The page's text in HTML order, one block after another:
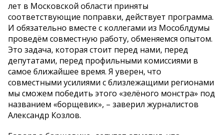
лет в Московской области приняты
соответствующие поправки, действует программа.
И обязательно вместе с коллегами из Мособлдумы
проведём совместную работу, обменяемся опытом.
Это задача, которая стоит перед нами, перед
депутатами, перед профильными комиссиями в
самое ближайшее время. Я уверен, что
совместными усилиями с близлежащими регионами
мы сможем победить этого «зелёного монстра» под
названием «борщевик», – заверил журналистов
Александр Козлов.